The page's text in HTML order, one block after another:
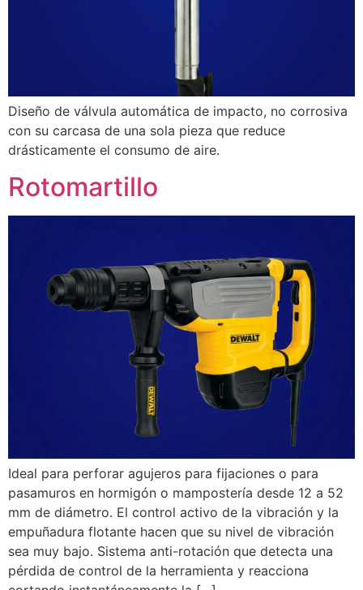
Diseño de válvula automática de impacto, no corrosiva
con su carcasa de una sola pieza que reduce
drásticamente el consumo de aire.
Rotomartillo
Ideal para perforar agujeros para fijaciones o para
pasamuros en hormigón o mampostería desde 12 a 52
mm de diámetro. El control activo de la vibración y la
empuñadura flotante hacen que su nivel de vibración
sea muy bajo. Sistema anti-rotación que detecta una
pérdida de control de la herramienta y reacciona